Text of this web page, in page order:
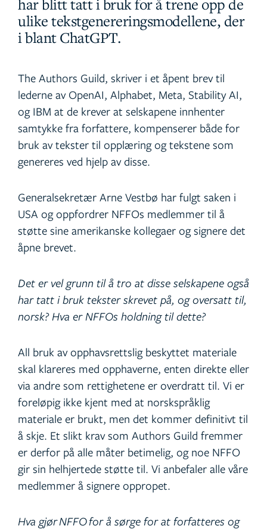
har blitt tatt i bruk for å trene opp de
ulike tekstgenereringsmodellene, der
i blant ChatGPT.
The Authors Guild, skriver i et åpent brev til
lederne av OpenAI, Alphabet, Meta, Stability AI,
og IBM at de krever at selskapene innhenter
samtykke fra forfattere, kompenserer både for
bruk av tekster til opplæring og tekstene som
genereres ved hjelp av disse.
Generalsekretær Arne Vestbø har fulgt saken i
USA og oppfordrer NFFOs medlemmer til å
støtte sine amerikanske kollegaer og signere det
åpne brevet.
Det er vel grunn til å tro at disse selskapene også
har tatt i bruk tekster skrevet på, og oversatt til,
norsk? Hva er NFFOs holdning til dette?
All bruk av opphavsrettslig beskyttet materiale
skal klareres med opphaverne, enten direkte eller
via andre som rettighetene er overdratt til. Vi er
foreløpig ikke kjent med at norskspråklig
materiale er brukt, men det kommer definitivt til
å skje. Et slikt krav som Authors Guild fremmer
er derfor på alle måter betimelig, og noe NFFO
gir sin helhjertede støtte til. Vi anbefaler alle våre
medlemmer å signere oppropet.
Hva gjørNFFOfor å sørge for at forfatteres og